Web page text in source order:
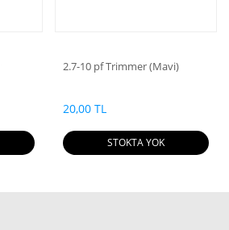
2.7-10 pf Trimmer (Mavi)
20,00 TL
STOKTA YOK